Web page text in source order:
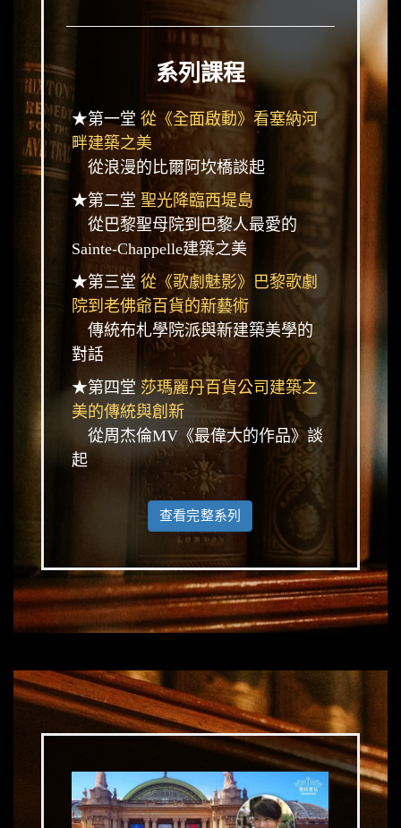
系列課程
★第一堂 從《全面啟動》看塞納河
畔建築之美
從浪漫的比爾阿坎橋談起
★第二堂 聖光降臨西堤島
從巴黎聖母院到巴黎人最愛的
Sainte-Chappelle建築之美
★第三堂 從《歌劇魅影》巴黎歌劇
院到老佛爺百貨的新藝術
傳統布札學院派與新建築美學的
對話
★第四堂 莎瑪麗丹百貨公司建築之
美的傳統與創新
從周杰倫MV《最偉大的作品》談
起
查看完整系列